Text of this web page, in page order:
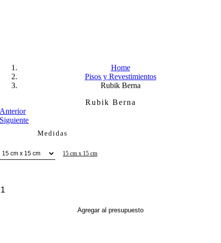
Home
Pisos y Revestimientos
Rubik Berna
Rubik Berna
Anterior
Siguiente
Medidas
15 cm x 15 cm
Agregar al presupuesto